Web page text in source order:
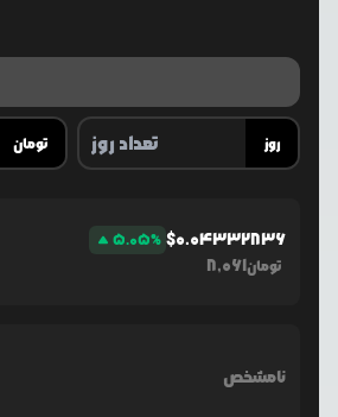
تومان روز
5.05% $0.04332836
8,061تومان
نامشخص